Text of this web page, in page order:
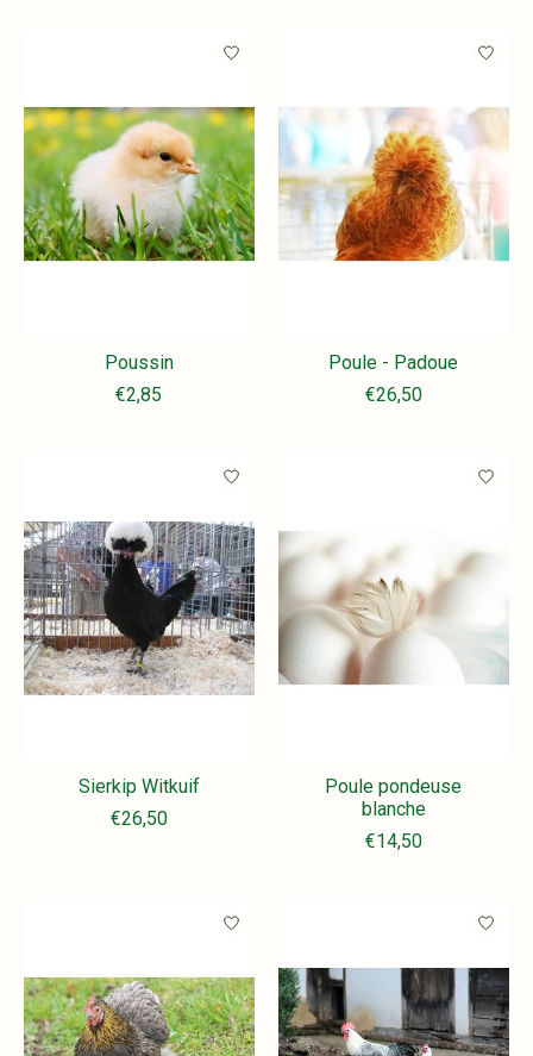
Poussin
€2,85
Poule - Padoue
€26,50
Sierkip Witkuif
€26,50
Poule pondeuse
blanche
€14,50